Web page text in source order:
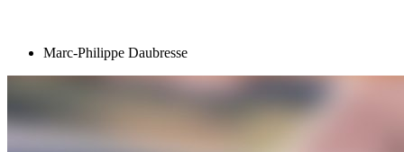
Marc-Philippe Daubresse